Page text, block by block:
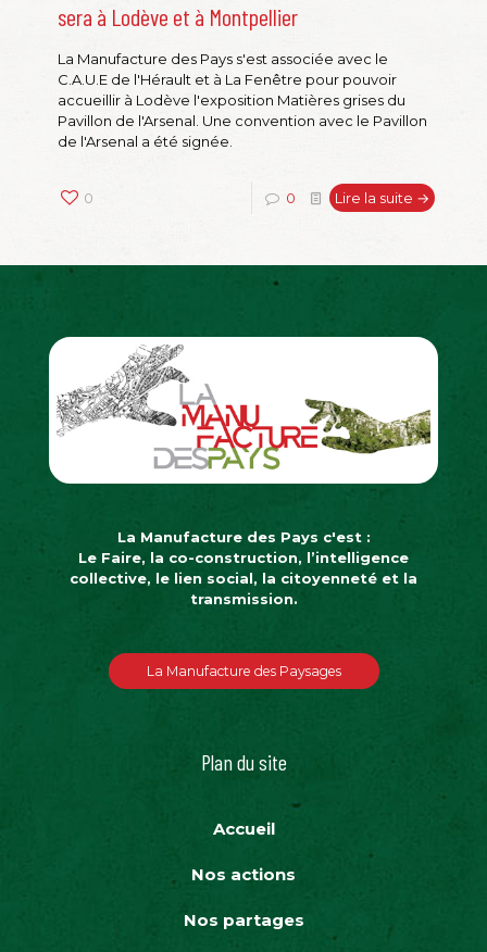
sera à Lodève et à Montpellier
La Manufacture des Pays s'est associée avec le
C.A.U.E de l'Hérault et à La Fenêtre pour pouvoir
accueillir à Lodève l'exposition Matières grises du
Pavillon de l'Arsenal. Une convention avec le Pavillon
de l'Arsenal a été signée.
0 0 Lire la suite →
La Manufacture des Pays c'est :
Le Faire, la co-construction, l’intelligence
collective, le lien social, la citoyenneté et la
transmission.
La Manufacture des Paysages
Plan du site
Accueil
Nos actions
Nos partages